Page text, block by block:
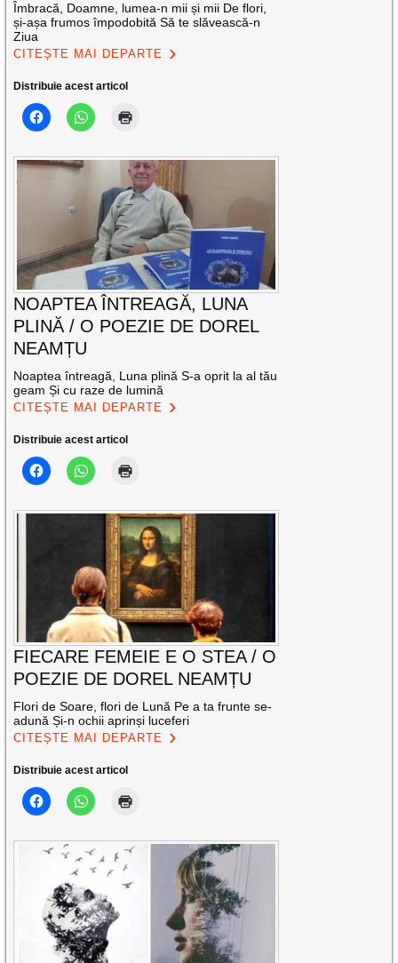
Îmbracă, Doamne, lumea-n mii și mii De flori,
și-așa frumos împodobită Să te slăvească-n
Ziua
CITEȘTE MAI DEPARTE
Distribuie acest articol
NOAPTEA ÎNTREAGĂ, LUNA
PLINĂ / O POEZIE DE DOREL
NEAMȚU
Noaptea întreagă, Luna plină S-a oprit la al tău
geam Și cu raze de lumină
CITEȘTE MAI DEPARTE
Distribuie acest articol
FIECARE FEMEIE E O STEA / O
POEZIE DE DOREL NEAMȚU
Flori de Soare, flori de Lună Pe a ta frunte se-
adună Și-n ochii aprinși luceferi
CITEȘTE MAI DEPARTE
Distribuie acest articol